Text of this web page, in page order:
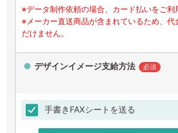
※データ制作依頼の場合、カード払いをご利
※メーカー直送商品が含まれているため、代
だけません。
デザインイメージ支給方法
必須
手書きFAXシートを送る